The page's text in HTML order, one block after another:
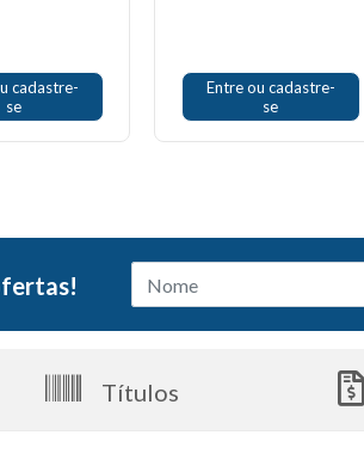
cadastre-
se
Entre ou cadastre-
se
Títulos